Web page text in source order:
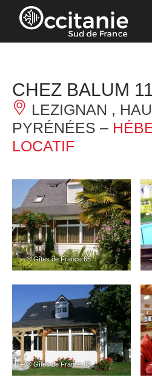
Panneau de gestion des cookies
CHEZ BALUM
LEZIGNAN ,
PYRÉNÉES –
LOCATIF
– © Gîtes de France 65
– © Gîtes de France 65